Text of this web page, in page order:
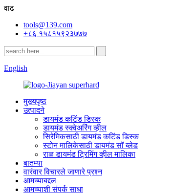
वाढ
tools@139.com
+८६ १५८१५९२३७७७
English
मुख्यपृष्ठ
उत्पादने
डायमंड कटिंड डिस्क
डायमंड स्क्वेअरिंग व्हील
सिरेमिकसाठी डायमंड कटिंड डिस्क
स्टोन मालिकेसाठी डायमंड सॉ ब्लेड
राळ डायमंड ट्रिमिंग व्हील मालिका
बातम्या
वारंवार विचारले जाणारे प्रश्न
आमच्याबद्दल
आमच्याशी संपर्क साधा